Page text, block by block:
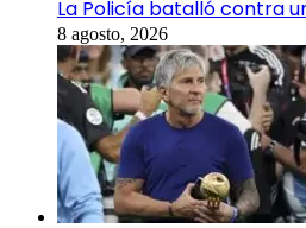
La Policía batalló contra
8 agosto, 2026